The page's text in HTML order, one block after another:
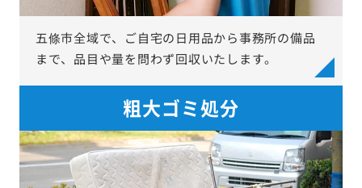
五條市全域で、ご自宅の日用品から事務所の備品
まで、品目や量を問わず回収いたします。
粗大ゴミ処分